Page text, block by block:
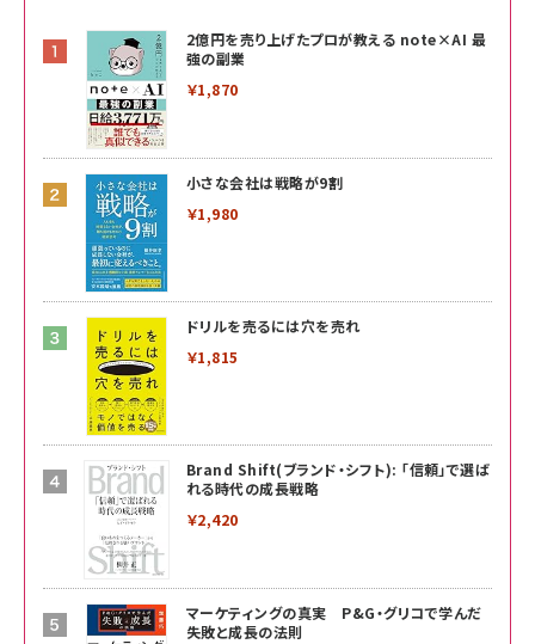
2億円を売り上げたプロが教える note×AI 最
強の副業
￥1,870
小さな会社は戦略が9割
￥1,980
ドリルを売るには穴を売れ
￥1,815
Brand Shift(ブランド・シフト): 「信頼」で選ば
れる時代の成長戦略
￥2,420
マーケティングの真実 P&G・グリコで学んだ
失敗と成長の法則